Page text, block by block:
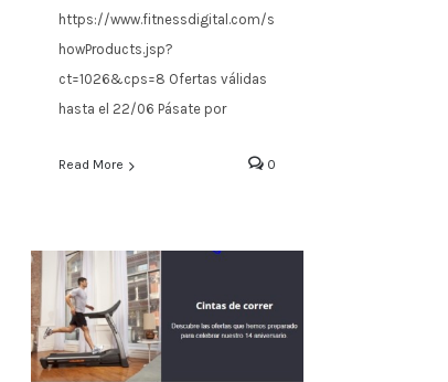
https://www.fitnessdigital.com/s
howProducts.jsp?
ct=1026&cps=8 Ofertas válidas
hasta el 22/06 Pásate por
Read More 0